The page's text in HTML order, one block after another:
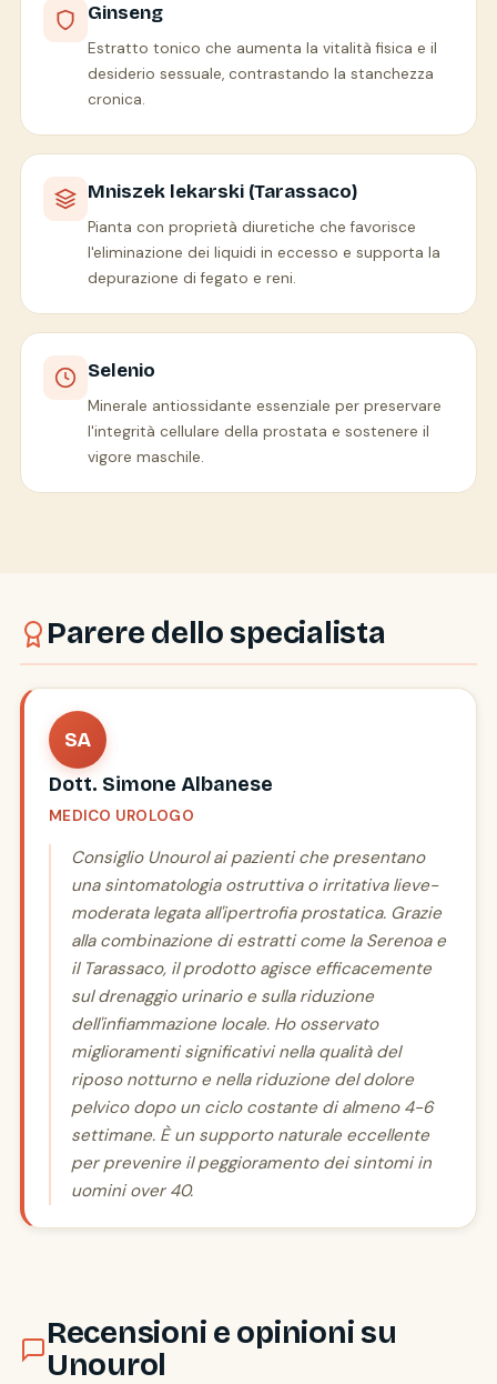
Ginseng
Estratto tonico che aumenta la vitalità fisica e il
desiderio sessuale, contrastando la stanchezza
cronica.
Mniszek lekarski (Tarassaco)
Pianta con proprietà diuretiche che favorisce
l'eliminazione dei liquidi in eccesso e supporta la
depurazione di fegato e reni.
Selenio
Minerale antiossidante essenziale per preservare
l'integrità cellulare della prostata e sostenere il
vigore maschile.
Parere dello specialista
SA
Dott. Simone Albanese
MEDICO UROLOGO
Consiglio Unourol ai pazienti che presentano
una sintomatologia ostruttiva o irritativa lieve-
moderata legata all'ipertrofia prostatica. Grazie
alla combinazione di estratti come la Serenoa e
il Tarassaco, il prodotto agisce efficacemente
sul drenaggio urinario e sulla riduzione
dell'infiammazione locale. Ho osservato
miglioramenti significativi nella qualità del
riposo notturno e nella riduzione del dolore
pelvico dopo un ciclo costante di almeno 4-6
settimane. È un supporto naturale eccellente
per prevenire il peggioramento dei sintomi in
uomini over 40.
Recensioni e opinioni su
Unourol